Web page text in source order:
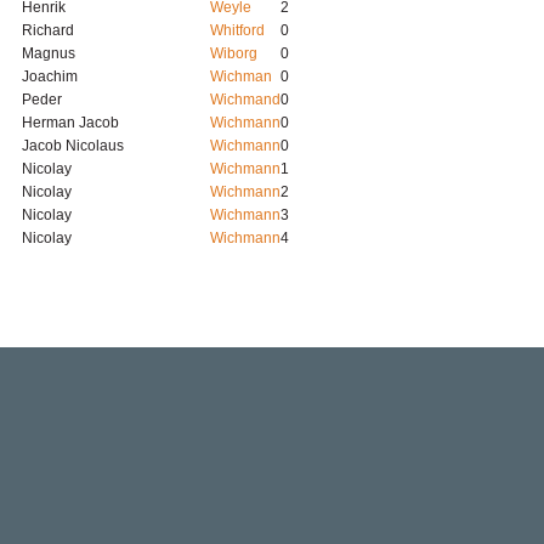
Henrik
Weyle
2
Richard
Whitford
0
Magnus
Wiborg
0
Joachim
Wichman 0
Peder
Wichmand0
Herman Jacob
Wichmann0
Jacob Nicolaus
Wichmann0
Nicolay
Wichmann1
Nicolay
Wichmann2
Nicolay
Wichmann3
Nicolay
Wichmann4